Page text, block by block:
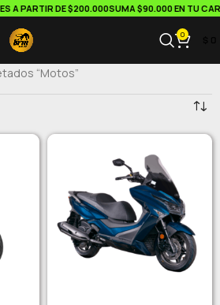
PARTIR DE $200.000SUMA $90.000 EN TU
0
“Motos”